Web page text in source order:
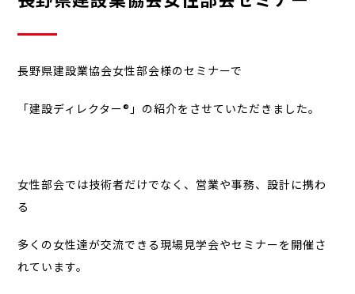
長野県建設業協会女性部会様のセミナーで
「建設ディレクター®」の紹介をさせていただきました。
女性部会では技術者だけでなく、営業や事務、設計に携わ
る
多くの女性達が交流できる現場見学会やセミナーを開催さ
れています。